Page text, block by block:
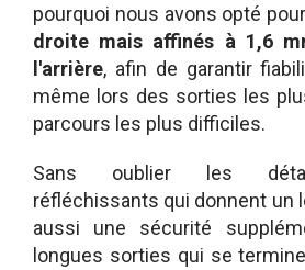
pourquoi nous avons opté pour
droite mais affinés à 1,6
l'arrière, afin de garantir
même lors des sorties les
parcours les plus difficiles.
Sans oublier les
réfléchissants qui donnent un
aussi une sécurité
longues sorties qui se